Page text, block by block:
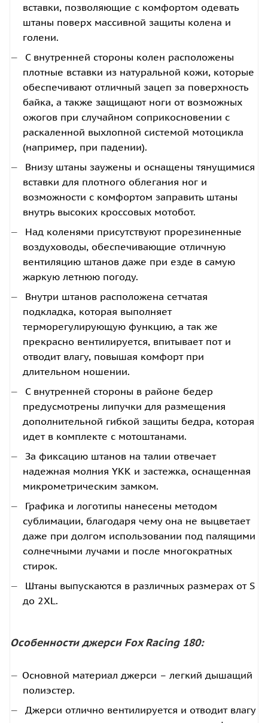
вставки, позволяющие с комфортом одевать
штаны поверх массивной защиты колена и
голени.
С внутренней стороны колен расположены
плотные вставки из натуральной кожи, которые
обеспечивают отличный зацеп за поверхность
байка, а также защищают ноги от возможных
ожогов при случайном соприкосновении с
раскаленной выхлопной системой мотоцикла
(например, при падении).
Внизу штаны заужены и оснащены тянущимися
вставки для плотного облегания ног и
возможности с комфортом заправить штаны
внутрь высоких кроссовых мотобот.
Над коленями присутствуют прорезиненные
воздуховоды, обеспечивающие отличную
вентиляцию штанов даже при езде в самую
жаркую летнюю погоду.
Внутри штанов расположена сетчатая
подкладка, которая выполняет
терморегулирующую функцию, а так же
прекрасно вентилируется, впитывает пот и
отводит влагу, повышая комфорт при
длительном ношении.
С внутренней стороны в районе бедер
предусмотрены липучки для размещения
дополнительной гибкой защиты бедра, которая
идет в комплекте с мотоштанами.
За фиксацию штанов на талии отвечает
надежная молния YKK и застежка, оснащенная
микрометрическим замком.
Графика и логотипы нанесены методом
сублимации, благодаря чему она не выцветает
даже при долгом использовании под палящими
солнечными лучами и после многократных
стирок.
Штаны выпускаются в различных размерах от S
до 2XL.
Особенности джерси Fox Racing 180:
Основной материал джерси – легкий дышащий
полиэстер.
Джерси отлично вентилируется и отводит влагу